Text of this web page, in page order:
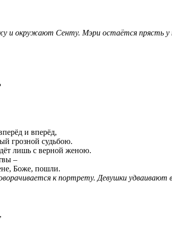
и окружают Сенту. Мэри остаётся прясть у
и вперёд,
грозной судьбою.
лишь с верной женою.
–
Боже, пошли.
к портрету. Девушки